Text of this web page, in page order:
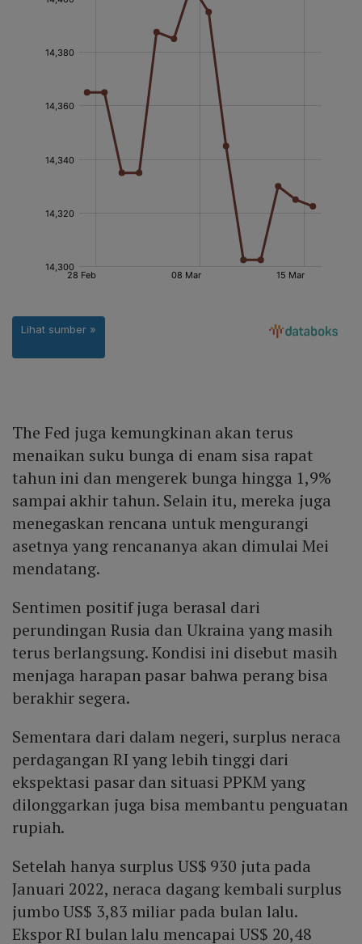
The Fed juga kemungkinan akan terus
menaikan suku bunga di enam sisa rapat
tahun ini dan mengerek bunga hingga 1,9%
sampai akhir tahun. Selain itu, mereka juga
menegaskan rencana untuk mengurangi
asetnya yang rencananya akan dimulai Mei
mendatang.
Sentimen positif juga berasal dari
perundingan Rusia dan Ukraina yang masih
terus berlangsung. Kondisi ini disebut masih
menjaga harapan pasar bahwa perang bisa
berakhir segera.
Sementara dari dalam negeri, surplus neraca
perdagangan RI yang lebih tinggi dari
ekspektasi pasar dan situasi PPKM yang
dilonggarkan juga bisa membantu penguatan
rupiah.
Setelah hanya surplus US$ 930 juta pada
Januari 2022, neraca dagang kembali surplus
jumbo US$ 3,83 miliar pada bulan lalu.
Ekspor RI bulan lalu mencapai US$ 20,48